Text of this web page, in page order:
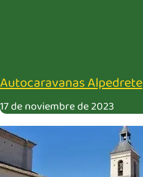
Autocaravanas Alpedrete
17 de noviembre de 2023